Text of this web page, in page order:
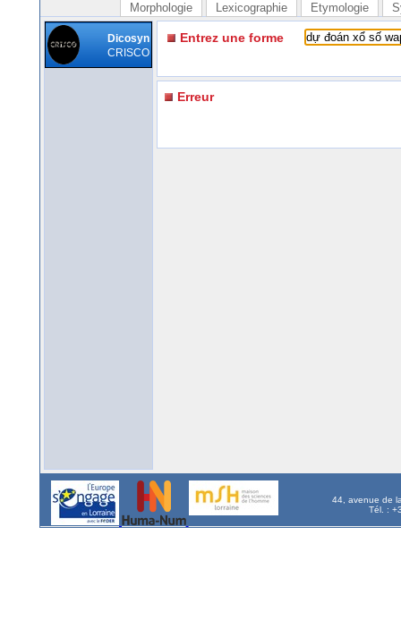
Morphologie Lexicographie Etymologie
Dicosyn
CRISCO
Entrez une forme
Erreur
44, avenue de
Tél. :